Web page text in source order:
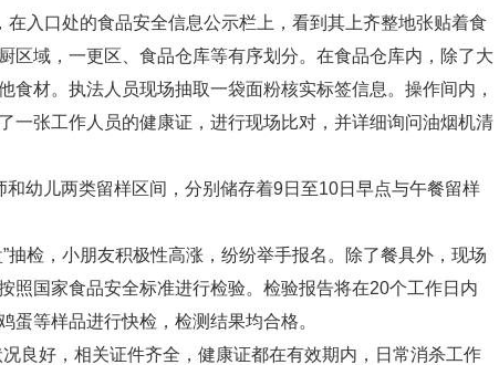
在入口处的食品安全信息公示栏上，看到其上齐整地张贴着食
区域，一更区、食品仓库等有序划分。在食品仓库内，除了大
材。执法人员现场抽取一袋面粉核实标签信息。操作间内，
一张工作人员的健康证，进行现场比对，并详细询问油烟机清
幼儿两类留样区间，分别储存着9日至10日早点与午餐留样
抽检，小朋友积极性高涨，纷纷举手报名。除了餐具外，现场
照国家食品安全标准进行检验。检验报告将在20个工作日内
蛋等样品进行快检，检测结果均合格。
良好，相关证件齐全，健康证都在有效期内，日常消杀工作